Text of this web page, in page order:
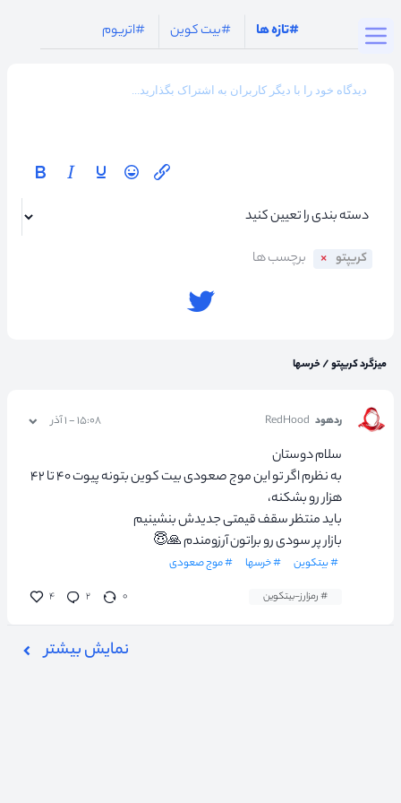
#تازه ها #بیت کوین #اتریوم
کریپتو
میزگرد کریپتو/خرسها
ردهود RedHood ۱۵:۰۸ - ۱ آذر
سلام دوستان
به نظرم اگر تو این موج صعودی بیت کوین بتونه پیوت ۴۰ تا ۴۲
هزار رو بشکنه،
باید منتظر سقف قیمتی جدیدش بنشینیم
بازار پر سودی رو براتون آرزومندم 🙏😇
# بیتکوین # خرسها # موج صعودی
# رمزارز-بیتکوین ۴ ۲ ۰
نمایش بیشتر